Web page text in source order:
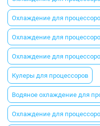
Охлаждение для
Охлаждение для
Охлаждение для
Кулеры для процессоров
Водяное охлаждение для
Охлаждение для